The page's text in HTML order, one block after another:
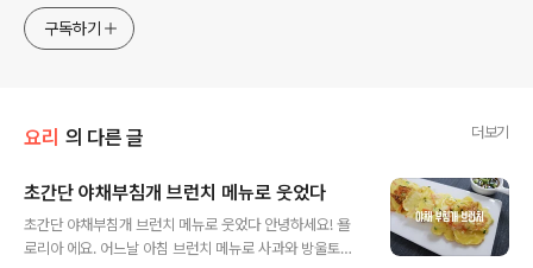
구독하기
요리 의 다른 글 더보기
초간단 야채부침개 브런치 메뉴로 웃었다
초간단 야채부침개 브런치 메뉴로 웃었다 안녕하세요! 욜
로리아 에요. 어느날 아침 브런치 메뉴로 사과와 방울토마